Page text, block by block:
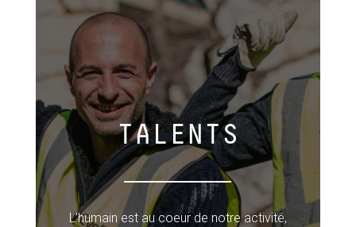
TALENTS
L’humain est au coeur de notre activité,